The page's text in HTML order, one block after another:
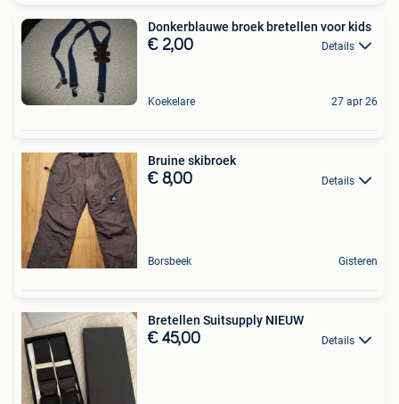
Donkerblauwe broek bretellen voor kids
€ 2,00 Details
Koekelare 27 apr 26
Bruine skibroek
€ 8,00 Details
Borsbeek Gisteren
Bretellen Suitsupply NIEUW
€ 45,00 Details